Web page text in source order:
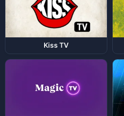
Kiss TV